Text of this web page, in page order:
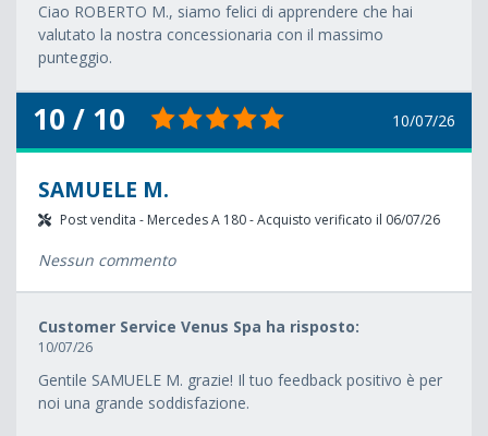
Ciao ROBERTO M., siamo felici di apprendere che hai
valutato la nostra concessionaria con il massimo
punteggio.
10 / 10 10/07/26
SAMUELE M.
Post vendita - Mercedes A 180 - Acquisto verificato il 06/07/26
Nessun commento
Customer Service Venus Spa ha risposto:
10/07/26
Gentile SAMUELE M. grazie! Il tuo feedback positivo è per
noi una grande soddisfazione.